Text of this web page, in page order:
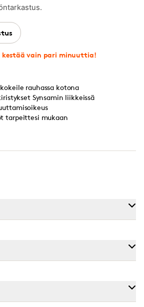
kestää vain pari minuuttia!
rauhassa kotona
Synsamin liikkeissä
tarpeittesi mukaan